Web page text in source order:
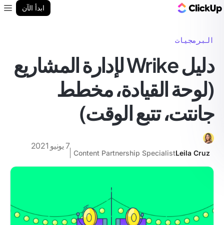
ابدأ الآن
البرمجيات
دليل Wrike لإدارة المشاريع
(لوحة القيادة، مخطط
جانتت، تتبع الوقت)
Leila Cruz
Content Partnership Specialist
7 يونيو 2021